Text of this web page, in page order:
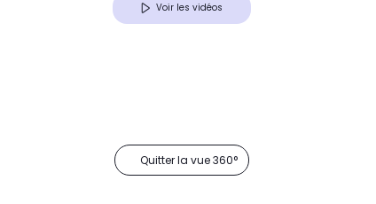
Voir les vidéos
Quitter la vue 360°